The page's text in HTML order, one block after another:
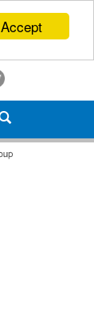
Accept